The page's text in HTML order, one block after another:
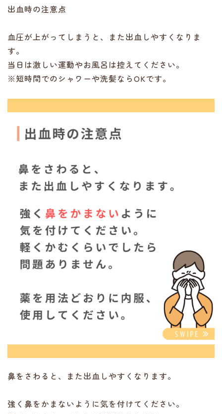
出血時の注意点
血圧が上がってしまうと、また出血しやすくなりま
す。
当日は激しい運動やお風呂は控えてください。
※短時間でのシャワーや洗髪ならOKです。
鼻をさわると、また出血しやすくなります。
強く鼻をかまないように気を付けてください。